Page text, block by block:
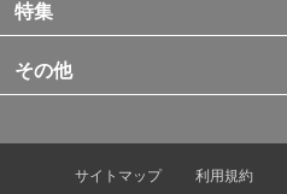
特集
その他
サイトマップ 利用規約